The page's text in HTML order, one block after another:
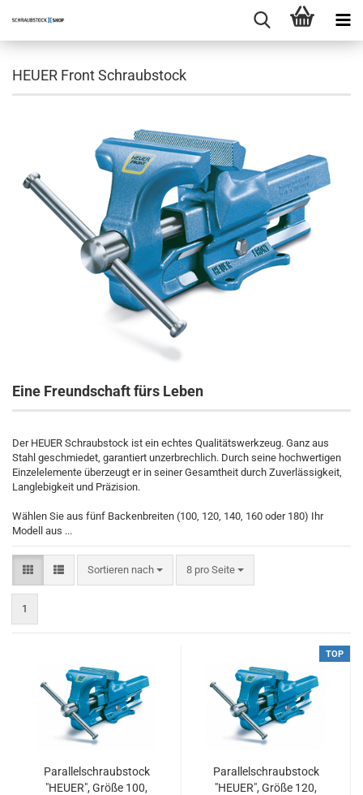
HEUER Front Schraubstock
Eine Freundschaft fürs Leben
Der HEUER Schraubstock ist ein echtes Qualitätswerkzeug. Ganz aus
Stahl geschmiedet, garantiert unzerbrechlich. Durch seine hochwertigen
Einzelelemente überzeugt er in seiner Gesamtheit durch Zuverlässigkeit,
Langlebigkeit und Präzision.
Wählen Sie aus fünf Backenbreiten (100, 120, 140, 160 oder 180) Ihr
Modell aus ...
Sortieren nach
Sortieren nach 8 pro Seite
pro Seite
1
Parallelschraubstock
"HEUER", Größe 100,
TOP
Parallelschraubstock
"HEUER", Größe 120,